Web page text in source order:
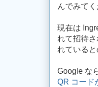
んでみてく
現在は
れて招待
れていると
Google な
QR コード